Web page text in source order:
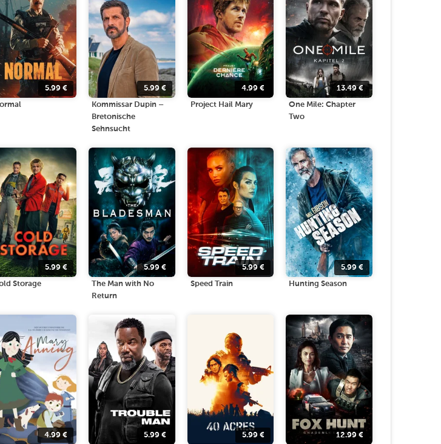
5.99 € 5.99€
Kommissar Dupin –
Bretonische
Sehnsucht
4.99 €
Project Hail Mary
13.49€
One Mile: Chapter
Two
5.99€
Storage
5.99€
The Man with No
Return
5.99€
Speed Train
5.99€
Hunting Season
4.99 € 5.99€ 5.99 € 12.99€